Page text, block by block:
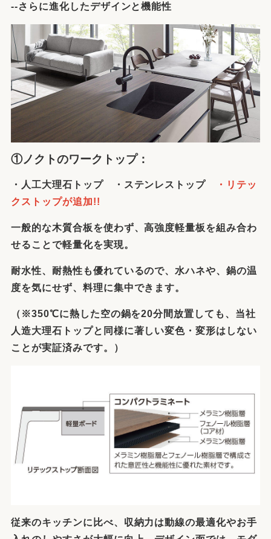
--さらに進化したデザインと機能性
①ノクトのワークトップ：
・人工大理石トップ ・ステンレストップ
・リテッ
クストップが追加!!
一般的な木質合板を使わず、高強度軽量板を組み合わ
せることで軽量化を実現。
耐水性、耐熱性も優れているので、水ハネや、鍋の温
度を気にせず、料理に集中できます。
（※350℃に熱した空の鍋を20分間放置しても、当社
人造大理石トップと同様に著しい変色・変形はしない
ことが実証済みです。）
従来のキッチンに比べ、収納力は動線の最適化やお手